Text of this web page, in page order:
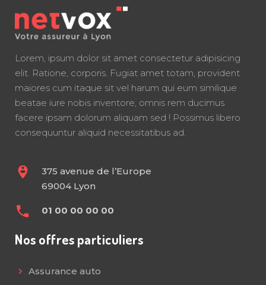
Lorem, ipsum dolor sit amet consectetur adipisicing
elit. Ratione, corporis. Fugiat amet totam, provident
maiores cum itaque sit vel harum qui eum similique
beatae iure nobis inventore, omnis rem ducimus
facere ipsam dolorum aliquam sed ! Possimus libero
consequuntur aliquid necessitatibus ad.
375 avenue de l’Europe
69004 Lyon
01 00 00 00 00
Nos offres particuliers
Assurance auto